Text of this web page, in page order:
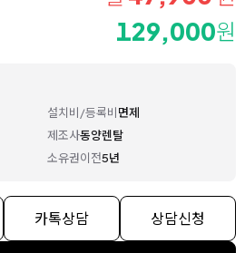
129,000원
설치비/등록비면제
제조사동양렌탈
소유권이전5년
카톡상담 상담신청